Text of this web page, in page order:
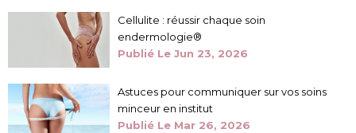
Cellulite : réussir chaque soin
endermologie®
Publié Le Jun 23, 2026
Astuces pour communiquer sur vos soins
minceur en institut
Publié Le Mar 26, 2026